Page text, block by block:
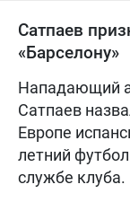
Сатпаев
«Барселону»
Нападающий
Сатпаев
Европе
летний
службе клуба.